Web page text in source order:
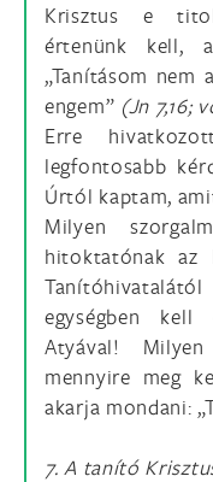
Krisztus e
értenünk kell,
„Tanításom nem
engem” (Jn 7,16;
Erre
legfontosabb
Úrtól kaptam,
Milyen
hitoktatónak az
egységben kell
Atyával!
mennyire meg
akarja mondani:
7. A tanító